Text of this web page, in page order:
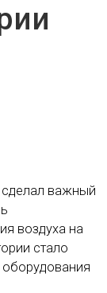
сделал важный
воздуха на
стало